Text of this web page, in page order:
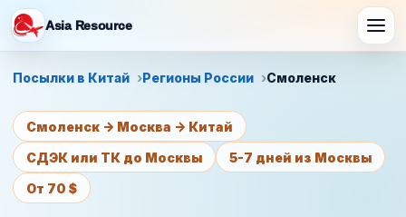
Asia Resource
Посылки в Китай Регионы России Смоленск
Смоленск -> Москва -> Китай
СДЭК или ТК до Москвы
5-7 дней из Москвы
От 70 $